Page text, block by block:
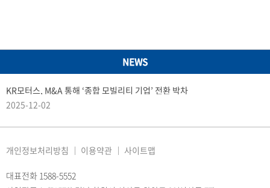
NEWS
KR모터스, M&A 통해 ‘종합 모빌리티 기업’ 전환 박차
2025-12-02
개인정보처리방침 이용약관 사이트맵
대표전화 1588-5552